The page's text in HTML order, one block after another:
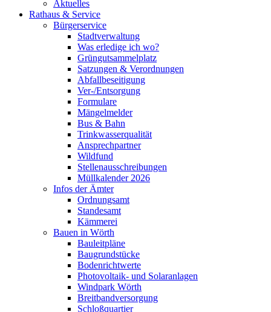
Aktuelles
Rathaus & Service
Bürgerservice
Stadtverwaltung
Was erledige ich wo?
Grüngutsammelplatz
Satzungen & Verordnungen
Abfallbeseitigung
Ver-/Entsorgung
Formulare
Mängelmelder
Bus & Bahn
Trinkwasserqualität
Ansprechpartner
Wildfund
Stellenausschreibungen
Müllkalender 2026
Infos der Ämter
Ordnungsamt
Standesamt
Kämmerei
Bauen in Wörth
Bauleitpläne
Baugrundstücke
Bodenrichtwerte
Photovoltaik- und Solaranlagen
Windpark Wörth
Breitbandversorgung
Schloßquartier